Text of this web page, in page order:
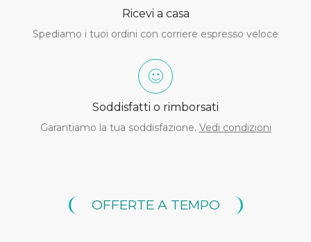
Ricevi a casa
Spediamo i tuoi ordini con corriere espresso veloce
Soddisfatti o rimborsati
Garantiamo la tua soddisfazione. Vedi condizioni
OFFERTE A TEMPO